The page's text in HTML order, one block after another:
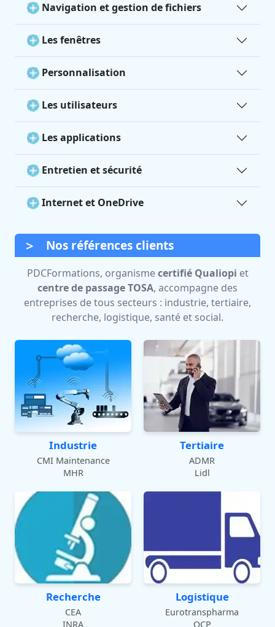
Navigation et gestion de fichiers
Les fenêtres
Personnalisation
Les utilisateurs
Les applications
Entretien et sécurité
Internet et OneDrive
Nos références clients
PDCFormations, organismecertifié Qualiopi et
centre de passage TOSA, accompagne des
entreprises de tous secteurs : industrie, tertiaire,
recherche, logistique, santé et social.
Industrie
CMI Maintenance
MHR
Tertiaire
ADMR
Lidl
Recherche
CEA
INRA
Logistique
Eurotranspharma
OCP